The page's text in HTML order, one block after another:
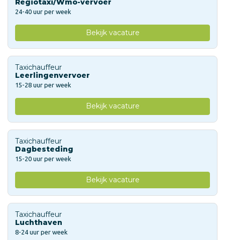
24-40 uur per week
Bekijk vacature
Taxichauffeur
Leerlingenvervoer
15-28 uur per week
Bekijk vacature
Taxichauffeur
Dagbesteding
15-20 uur per week
Bekijk vacature
Taxichauffeur
Luchthaven
8-24 uur per week